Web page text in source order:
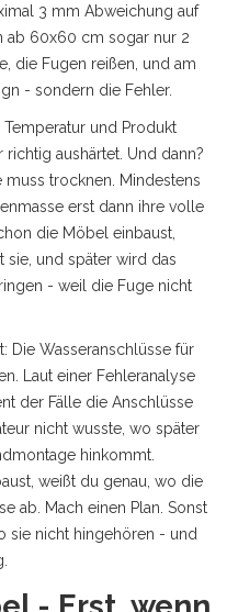
3 mm Abweichung auf
ab 60x60 cm sogar nur 2
die Fugen reißen, und am
- sondern die Fehler.
und Produkt
aushärtet. Und dann?
trocknen. Mindestens
erst dann ihre volle
die Möbel einbaust,
sie, und später wird das
- weil die Fuge nicht
Die Wasseranschlüsse für
Laut einer Fehleranalyse
der Fälle die Anschlüsse
nicht wusste, wo später
hinkommt.
weißt du genau, wo die
ab. Mach einen Plan. Sonst
sie nicht hingehören - und